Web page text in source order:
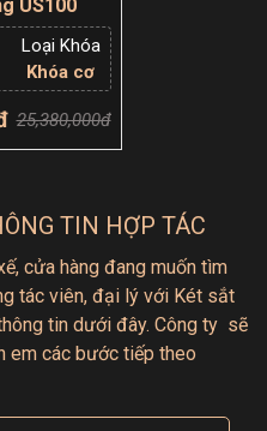
US100
Loại Khóa
Khóa cơ
25,380,000đ
hàng
TIN HỢP TÁC
cửa hàng đang muốn tìm
tác viên, đại lý với Két sắt
tin dưới đây. Công ty sẽ
em các bước tiếp theo